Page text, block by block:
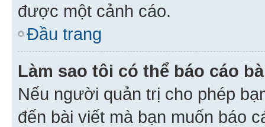
được một cảnh cáo.
Đầu trang
Làm sao tôi có thể báo cáo
Nếu người quản trị cho phép
đến bài viết mà bạn muốn báo